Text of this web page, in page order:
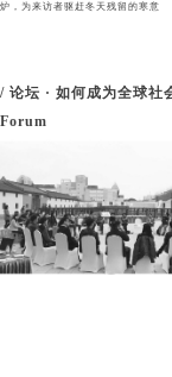
炉，为来访者驱赶冬天残留的寒意
/ 论坛 · 如何成为全球社
Forum